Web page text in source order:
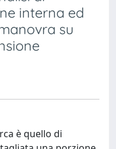
interna ed
su
è quello di